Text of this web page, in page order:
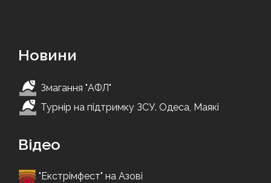
Новини
Змагання "АФЛ"
Турнір на підтримку ЗСУ. Одеса, Маякі
Відео
"Екстрімфест" на Азові